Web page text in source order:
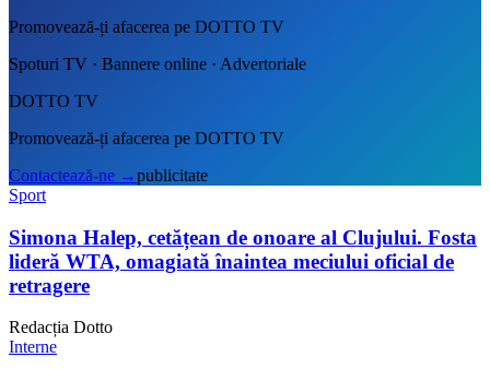
Promovează-ți afacerea pe DOTTO TV
Spoturi TV · Bannere online · Advertoriale
DOTTO TV
Promovează-ți afacerea pe DOTTO TV
Contactează-ne →publicitate
Sport
Simona Halep, cetățean de onoare al Clujului. Fosta
lideră WTA, omagiată înaintea meciului oficial de
retragere
Redacția Dotto
Interne